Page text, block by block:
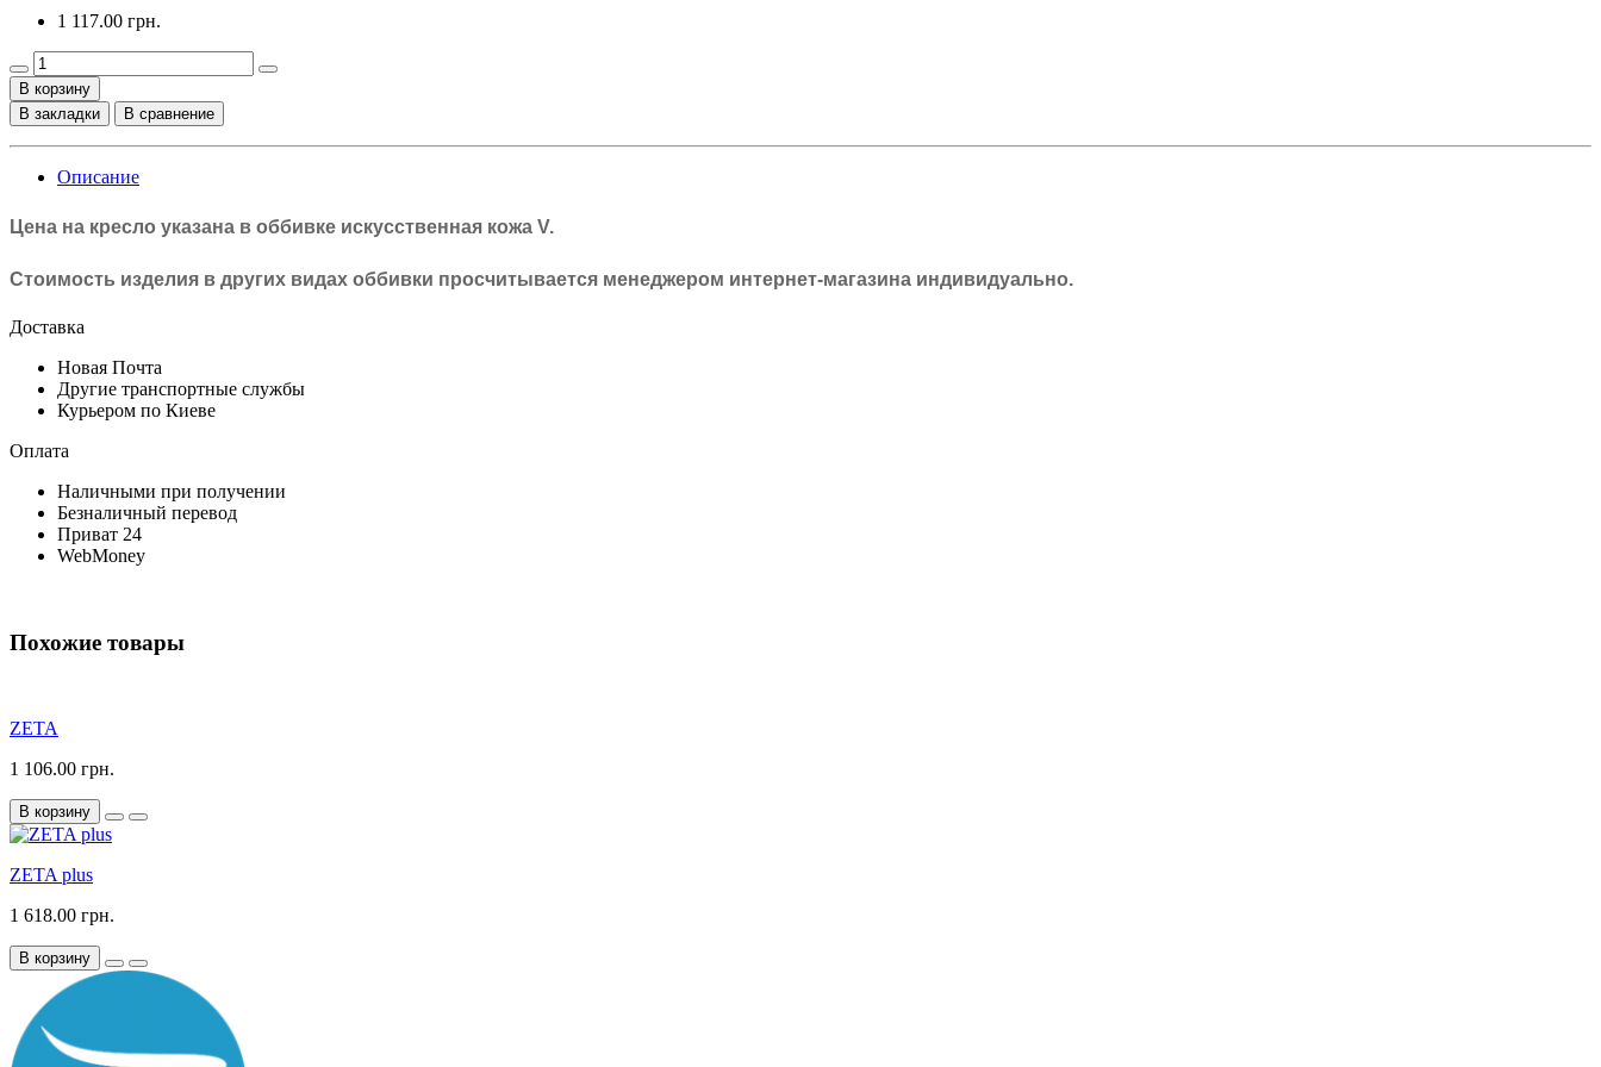
1 117.00 грн.
В корзину
В закладки
В сравнение
Описание
Цена на кресло указана в оббивке искусственная кожа V.
Стоимость изделия в других видах оббивки просчитывается менеджером интернет-магазина индивидуально.
Доставка
Новая Почта
Другие транспортные службы
Курьером по Киеве
Оплата
Наличными при получении
Безналичный перевод
Приват 24
WebMoney
Похожие товары
ZETA
1 106.00 грн.
В корзину
ZETA plus
1 618.00 грн.
В корзину